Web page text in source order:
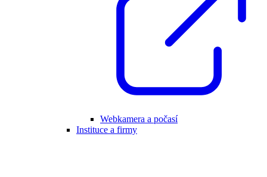
Webkamera a počasí
Instituce a firmy